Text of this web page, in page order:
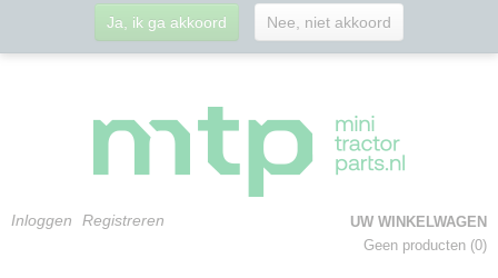
Inloggen Registreren
UW WINKELWAGEN
Geen producten (0)
Ja, ik ga akkoord Nee, niet akkoord